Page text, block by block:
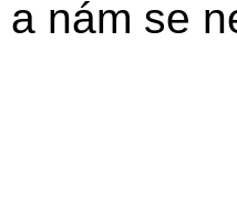
nám se